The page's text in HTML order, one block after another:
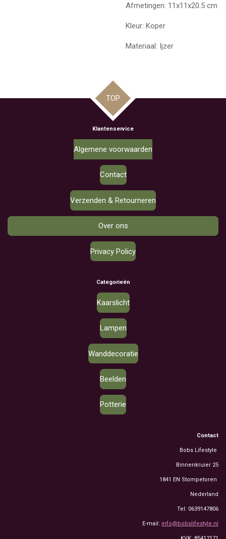
Afmetingen: 11x11x20.5 cm
Kleur: Koper
Materiaal: Ijzer
TOP
Klantenservice
Algemene voorwaarden
Contact
Verzenden & Retourneren
Over ons
Privacy Policy
Categorieën
Kaarslicht
Lampen
Wanddecoratie
Beelden
Potterie
Contact
Bobs Lifestyle
Binnenkruier 25
1841 EN Stompetoren
Nederland
Tel: 0639147806
E-mail: info@bobslifestyle.nl